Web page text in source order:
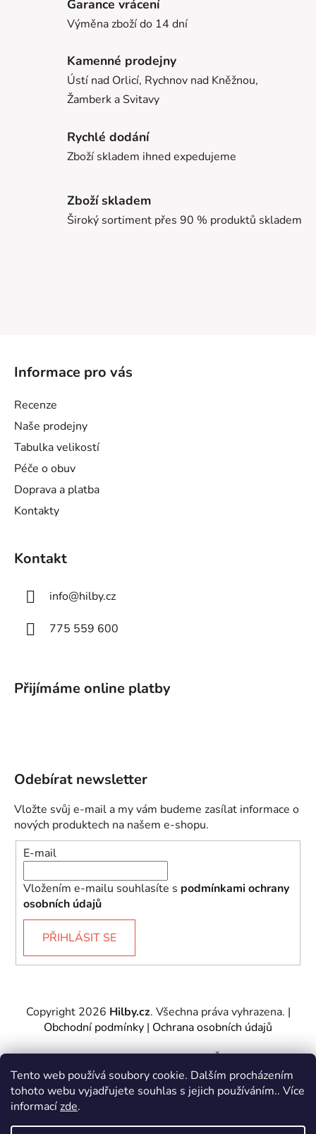
Tento web používá soubory cookie. Dalším procházením
tohoto webu vyjadřujete souhlas s jejich používáním.. Více
informacízde.
Garance vrácení
Výměna zboží do 14 dní
Kamenné prodejny
Ústí nad Orlicí, Rychnov nad Kněžnou,
Žamberk a Svitavy
Rychlé dodání
Zboží skladem ihned expedujeme
Zboží skladem
Široký sortiment přes 90 % produktů skladem
Informace pro vás
Recenze
Naše prodejny
Tabulka velikostí
Péče o obuv
Doprava a platba
Kontakty
Kontakt
info@hilby.cz
775 559 600
Přijímáme online platby
Odebírat newsletter
Vložte svůj e-mail a my vám budeme zasílat informace o
nových produktech na našem e-shopu.
E-mail
Vložením e-mailu souhlasíte s podmínkami ochrany
osobních údajů
PŘIHLÁSIT SE
Copyright 2026 Hilby.cz. Všechna práva vyhrazena. |
Obchodní podmínky | Ochrana osobních údajů
Provozovatel e-shopu: Hilby CZ s.r.o., IČ: 27467317, se
sídlem Soukenická 2082/7,11000 Praha 1 – Nové
Město.
Společnost je zapsána u Městského soudu v Praze -